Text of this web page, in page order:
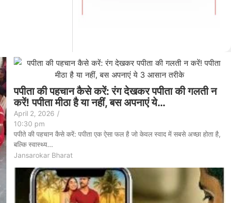
पपीता की पहचान कैसे करें: रंग देखकर पपीता की गलती न
करें! पपीता मीठा है या नहीं, बस अपनाएं ये…
April 2, 2026 /
10:30 pm
पपीते की पहचान कैसे करें: पपीता एक ऐसा फल है जो केवल स्वाद में सबसे अच्छा होता है,
बल्कि स्वास्थ्य...
Jansarokar Bharat